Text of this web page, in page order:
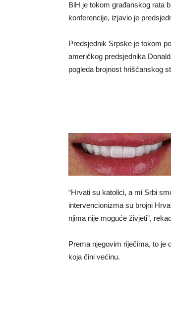
BiH je tokom građanskog rata
konferencije, izjavio je
Predsjednik Srpske je tokom
američkog predsjednika
pogleda brojnost hrišćanskog
“Hrvati su katolici, a mi Srbi
intervencionizma su brojni
njima nije moguće živjeti”,
Prema njegovim riječima, to je
koja čini većinu.